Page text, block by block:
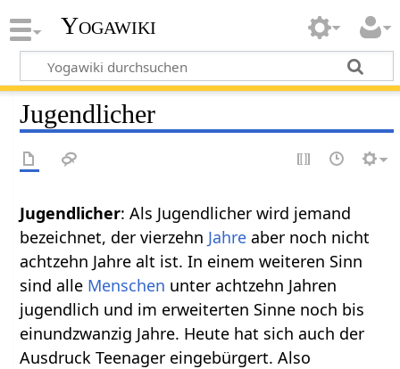
Yogawiki
Jugendlicher
: Als Jugendlicher wird jemand
bezeichnet, der vierzehn Jahre aber noch nicht
achtzehn Jahre alt ist. In einem weiteren Sinn
sind alle Menschen unter achtzehn Jahren
jugendlich und im erweiterten Sinne noch bis
einundzwanzig Jahre. Heute hat sich auch der
Ausdruck Teenager eingebürgert. Also